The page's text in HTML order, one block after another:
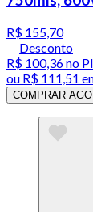
R$ 155,70
Desconto
R$ 100,36no
ou R$ 111,51
COMPRAR